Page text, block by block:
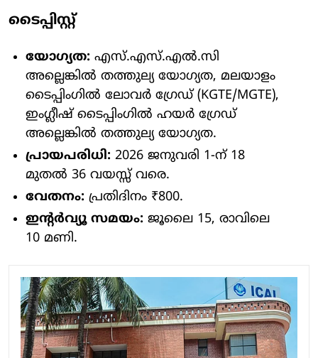
ടൈപ്പിസ്റ്റ്
യോഗ്യത: എസ്.എസ്.എൽ.സി
അല്ലെങ്കിൽ തത്തുല്യ യോഗ്യത, മലയാളം
ടൈപ്പിംഗിൽ ലോവർ ഗ്രേഡ് (KGTE/MGTE),
ഇംഗ്ലീഷ് ടൈപ്പിംഗിൽ ഹയർ ഗ്രേഡ്
അല്ലെങ്കിൽ തത്തുല്യ യോഗ്യത.
പ്രായപരിധി: 2026 ജനുവരി 1-ന് 18
മുതൽ 36 വയസ്സ് വരെ.
വേതനം: പ്രതിദിനം ₹800.
ഇന്റർവ്യൂ സമയം: ജൂലൈ 15, രാവിലെ
10 മണി.